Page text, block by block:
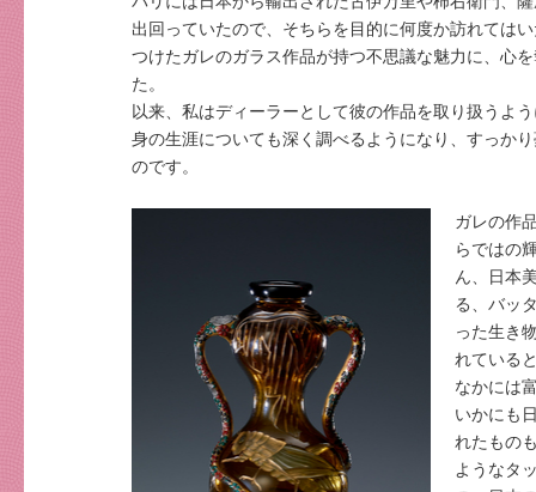
出回っていたので、そちらを目的に何度か訪れては
つけたガレのガラス作品が持つ不思議な魅力に、心
た。
以来、私はディーラーとして彼の作品を取り扱うよ
身の生涯についても深く調べるようになり、すっか
のです。
ガレの作
らではの
ん、日本
る、バッ
った生き
れている
なかには
いかにも
れたもの
ようなタ